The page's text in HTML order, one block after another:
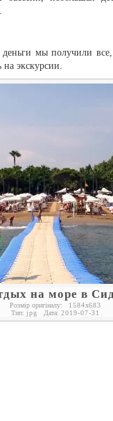
мы получили
на экскурсии.
на море в
Розмір оригіналу: 1584x683
Тип: jpg Дата: 2019-07-31